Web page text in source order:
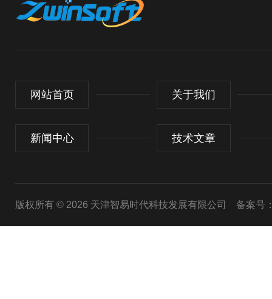
网站首页 关于我们
新闻中心 技术文章
版权所有 © 2026 天津智易时代科技发展有限公司 备案号